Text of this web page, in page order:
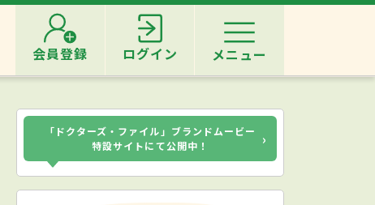
会員登録 ログイン メニュー
「ドクターズ・ファイル」ブランドムービー
特設サイトにて公開中！
›